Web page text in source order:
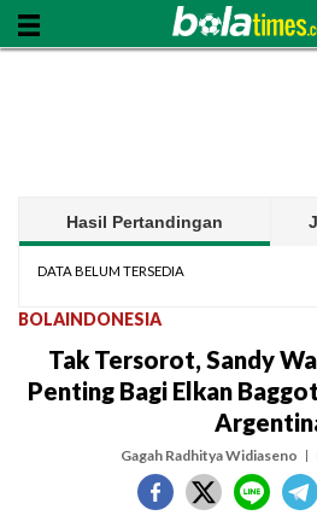
Hasil Pertandingan
DATA BELUM TERSEDIA
BOLAINDONESIA
Tak Tersorot, Sandy
Penting Bagi Elkan
Gagah Radhitya Widiaseno